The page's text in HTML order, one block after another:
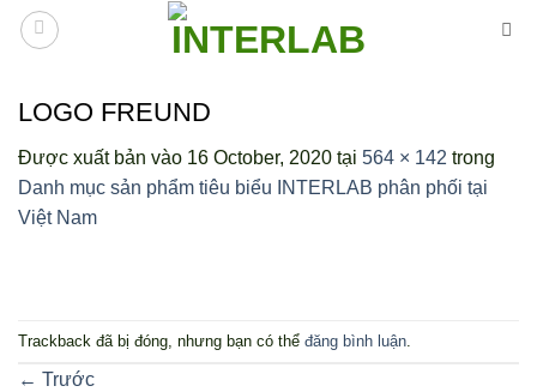
qua
dungLOGO FREUND
Được xuất bản vào 16 October, 2020 tại 564 × 142 trong
Danh mục sản phẩm tiêu biểu INTERLAB phân phối tại
Việt Nam
Trackback đã bị đóng, nhưng bạn có thể đăng bình luận
← Trước